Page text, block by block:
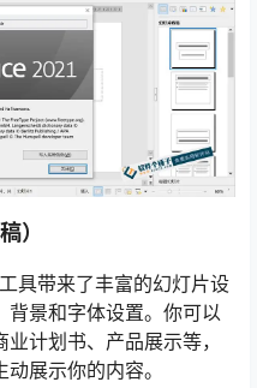
）
具带来了丰富的幻灯片设
景和字体设置。你可以
计划书、产品展示等，
展示你的内容。